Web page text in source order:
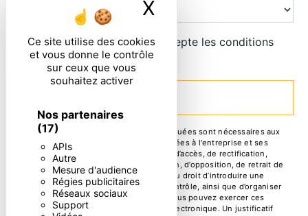
Ce site utilise des cookies
et vous donne le contrôle
sur ceux que vous
souhaitez activer
Nos partenaires
(17)
APIs
Autre
Mesure d'audience
Régies publicitaires
Réseaux sociaux
Support
X Masquer le
En cochant cette case, j'accepte les conditions
particulières ci-dessous **
** Les données personnelles communiquées sont nécessaires aux
fins de vous contacter. Elles sont destinées à l'entreprise et ses
sous-traitants. Vous disposez de droits d’accès, de rectification,
d’effacement, de portabilité, de limitation, d’opposition, de retrait de
votre consentement à tout moment et du droit d’introduire une
réclamation auprès d’une autorité de contrôle, ainsi que d’organiser
le sort de vos données post-mortem. Vous pouvez exercer ces
droits par voie postale ou par courrier électronique. Un justificatif